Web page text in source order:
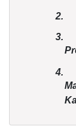
2.
3.
4.